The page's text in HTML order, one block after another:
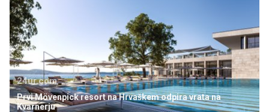
24ur.com
Prvi Mövenpick resort na Hrvaškem odpira vrata na
Kvarnerju